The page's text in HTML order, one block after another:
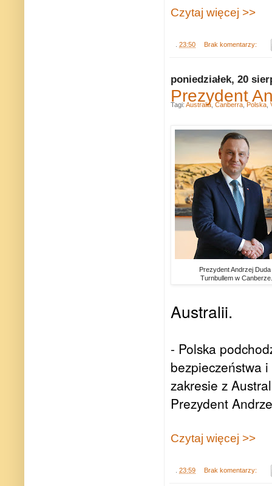
Czytaj więcej >>
23:50 Brak komentarzy:
poniedziałek, 20
Prezydent
Prezydent Andrzej
Turnbullem w
Australii.
- Polska
bezpieczeństwa
zakresie z
Prezydent
Czytaj więcej >>
23:59 Brak komentarzy:
Tagi: Australia, Canberra, Polska,